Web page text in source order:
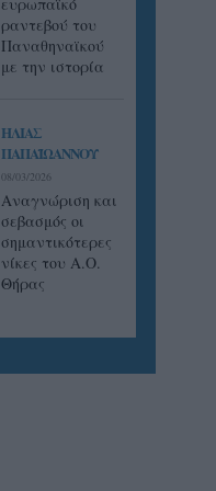
ραντεβού του
Παναθηναϊκού
με την ιστορία
ΗΛΙΑΣ
ΠΑΠΑΪΩΑΝΝΟΥ
08/03/2026
Αναγνώριση και
σεβασμός οι
σημαντικότερες
νίκες του Α.Ο.
Θήρας